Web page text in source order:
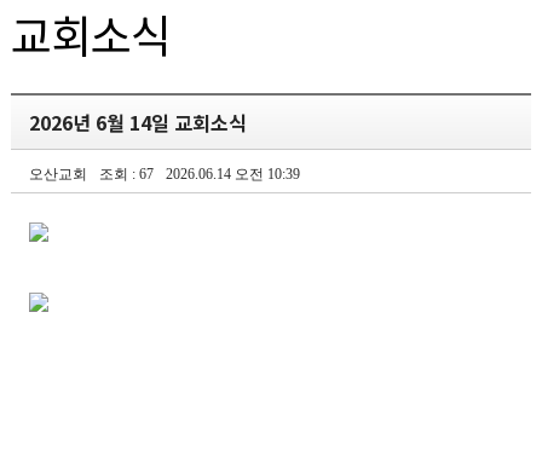
교회소식
2026년 6월 14일 교회소식
오산교회 조회 : 67 2026.06.14 오전 10:39